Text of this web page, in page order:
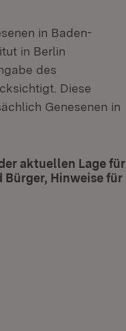
in Baden-
in Berlin
des
Diese
Genesenen in
aktuellen Lage für
Hinweise für